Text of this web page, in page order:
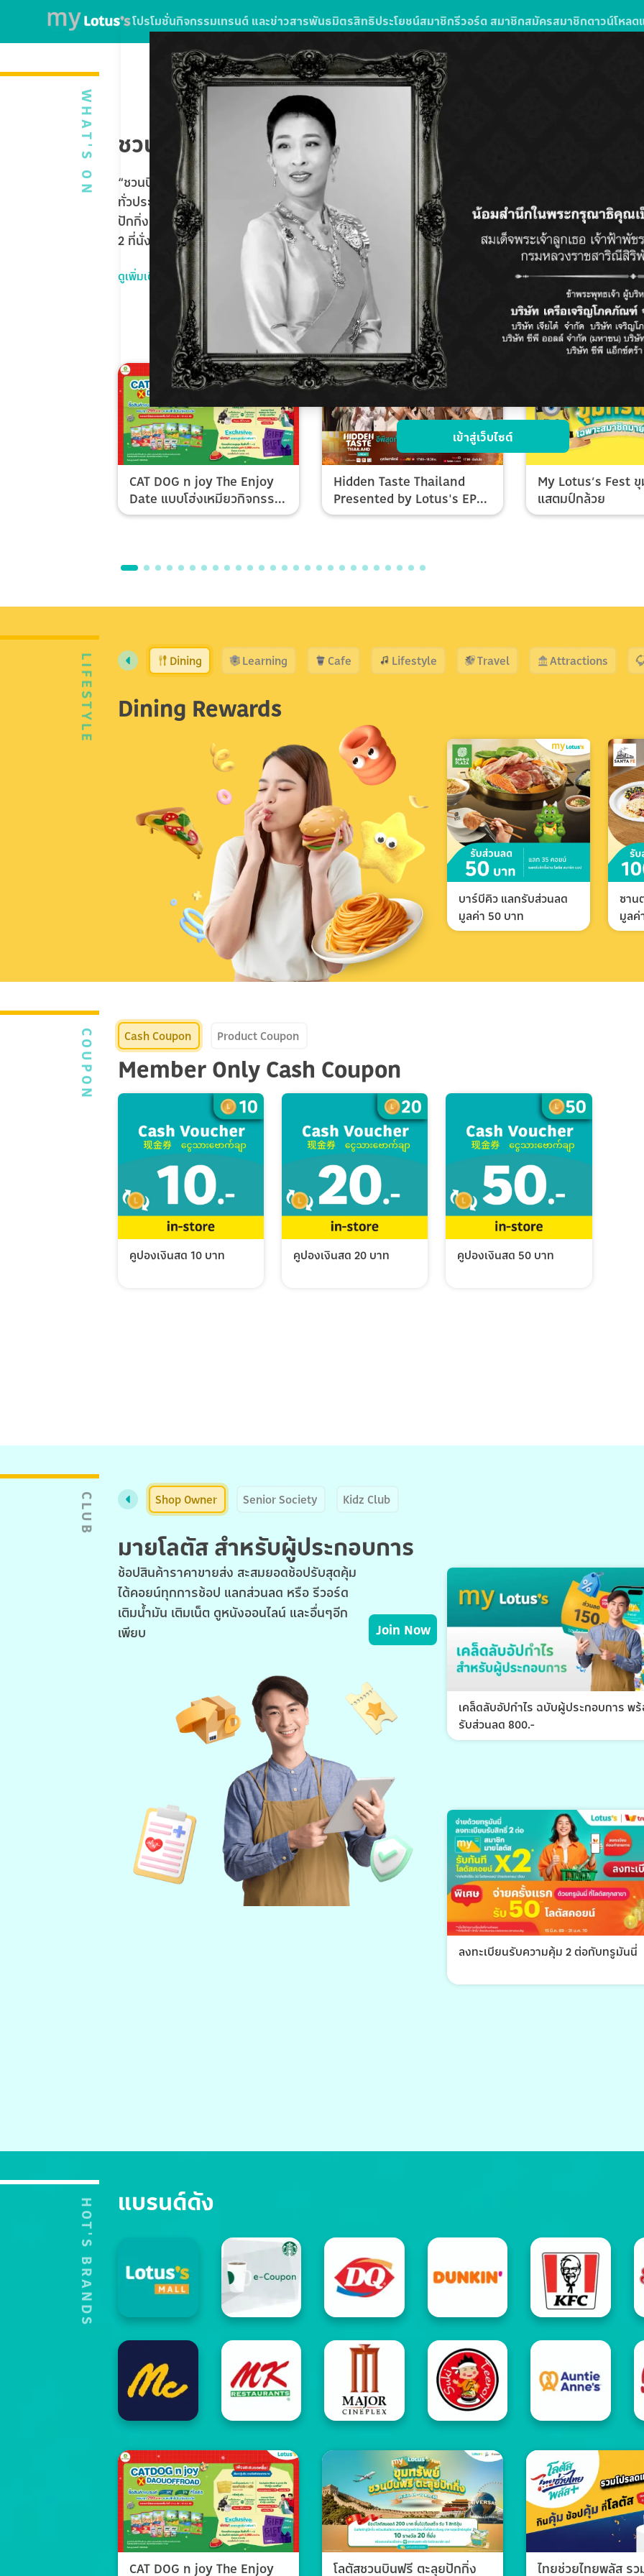
เข้าสู่เว็บไซต์
โปรโมชั่นกิจกรรมเทรนด์ และข่าวสารพันธมิตรสิทธิประโยชน์สมาชิกรีวอร์ด สมาชิกสมัครสมาชิกดาวน์โหลด
WHAT'S ON ชวนบินฟรี ตะลุยปักกิ่ง
“ชวนบินฟรี ตะลุยปักกิ่ง” ใบเสร็จจากการซื้อสินค้าหรือบริการในโลตัสส์มอลล์
ทั่วประเทศ หรือใช้บริการ SPARK EV ที่โลตัส โกเฟรช ลุ้นรับแพ็กเกจทัวร์
ปักกิ่ง Universal Studios Beijing 5 วัน 3 คืน จำนวน 10 รางวัล รางวัลละ
2 ที่นั่ง รวมมูลค่ากว่า 1,020,000 บาท
ดูเพิ่มเติม
CAT DOG n joy The Enjoy
Date แบบโฮ่งเหมียวกิจกรรม
Top Spender & Lucky Fan
Hidden Taste Thailand
Presented by Lotus's EP
Final
My Lotus’s Fest
แสตมป์กล้วย
LIFESTYLE Dining Learning Cafe Lifestyle Travel Attractions
Dining Rewards
บาร์บีคิว แลกรับส่วนลด
มูลค่า 50 บาท
ซาน
มูลค่
COUPON Cash Coupon Product Coupon
Member Only Cash Coupon
คูปองเงินสด 10 บาท คูปองเงินสด 20 บาท คูปองเงินสด 50 บาท
CLUB Shop Owner Senior Society Kidz Club
มายโลตัส สำหรับผู้ประกอบการ
ช้อปสินค้าราคาขายส่ง สะสมยอดช้อปรับสุดคุ้ม
ได้คอยน์ทุกการช้อป แลกส่วนลด หรือ รีวอร์ด
เติมน้ำมัน เติมเน็ต ดูหนังออนไลน์ และอื่นๆอีก
เพียบ
Join Now
เคล็ดลับอัปกำไร ฉบับผู้ประกอบการ พ
รับส่วนลด 800.-
ลงทะเบียนรับความคุ้ม 2 ต่อกับทรูมันนี่
HOT'S BRANDS แบรนด์ดัง
CAT DOG n joy The Enjoy
โลตัสชวนบินฟรี ตะลุยปักกิ่ง
ไทยช่วยไทยพลัส รว